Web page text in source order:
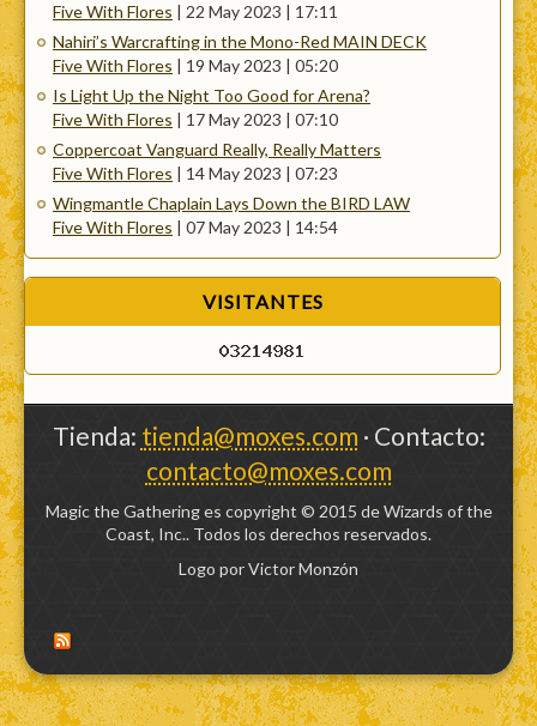
Five With Flores | 22 May 2023 | 17:11
Nahiri’s Warcrafting in the Mono-Red MAIN DECK
Five With Flores | 19 May 2023 | 05:20
Is Light Up the Night Too Good for Arena?
Five With Flores | 17 May 2023 | 07:10
Coppercoat Vanguard Really, Really Matters
Five With Flores | 14 May 2023 | 07:23
Wingmantle Chaplain Lays Down the BIRD LAW
Five With Flores | 07 May 2023 | 14:54
VISITANTES
Tienda: tienda@moxes.com · Contacto:
contacto@moxes.com
Magic the Gathering es copyright © 2015 de Wizards of the
Coast, Inc.. Todos los derechos reservados.
Logo por Victor Monzón